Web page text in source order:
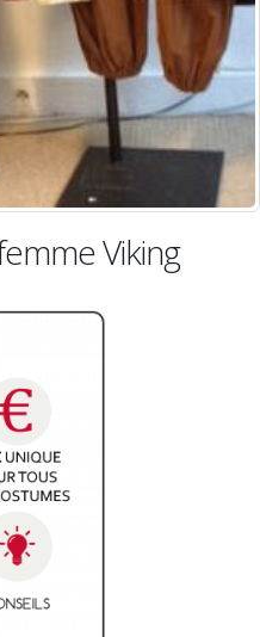
Ensemble de